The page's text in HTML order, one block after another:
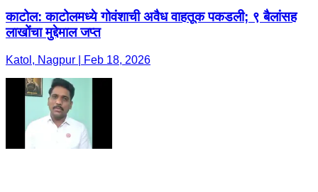
काटोल: काटोलमध्ये गोवंशाची अवैध वाहतूक पकडली; ९ बैलांसह
लाखोंचा मुद्देमाल जप्त
Katol, Nagpur | Feb 18, 2026